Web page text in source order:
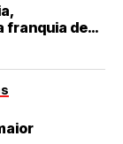
franquia de
no RN